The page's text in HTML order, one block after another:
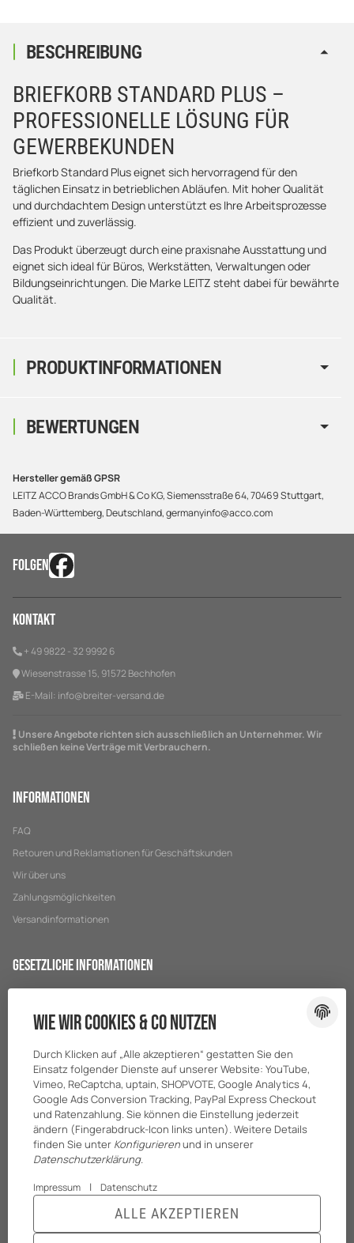
PRODUKTINFORMATIONEN
BESCHREIBUNG
BRIEFKORB STANDARD PLUS –
PROFESSIONELLE LÖSUNG FÜR
GEWERBEKUNDEN
Briefkorb Standard Plus eignet sich hervorragend für den
täglichen Einsatz in betrieblichen Abläufen. Mit hoher Qualität
und durchdachtem Design unterstützt es Ihre Arbeitsprozesse
effizient und zuverlässig.
Das Produkt überzeugt durch eine praxisnahe Ausstattung und
eignet sich ideal für Büros, Werkstätten, Verwaltungen oder
Bildungseinrichtungen. Die Marke LEITZ steht dabei für bewährte
Qualität.
BEWERTUNGEN
Hersteller gemäß GPSR
LEITZ ACCO Brands GmbH & Co KG, Siemensstraße 64, 70469 Stuttgart,
Baden-Württemberg, Deutschland, germanyinfo@acco.com
FOLGEN
Kontakt
+ 49 9822 - 32 9992 6
Wiesenstrasse 15, 91572 Bechhofen
E-Mail: info@breiter-versand.de
Unsere Angebote richten sich ausschließlich an Unternehmer. Wir
schließen keine Verträge mit Verbrauchern.
Informationen
FAQ
Retouren und Reklamationen für Geschäftskunden
Wir über uns
Zahlungsmöglichkeiten
Versandinformationen
Gesetzliche Informationen
Impressum
Batteriegesetzhinweise
Wie wir Cookies & Co nutzen
Durch Klicken auf „Alle akzeptieren“ gestatten Sie den
Einsatz folgender Dienste auf unserer Website: YouTube,
Vimeo, ReCaptcha, uptain, SHOPVOTE, Google Analytics 4,
Google Ads Conversion Tracking, PayPal Express Checkout
und Ratenzahlung. Sie können die Einstellung jederzeit
ändern (Fingerabdruck-Icon links unten). Weitere Details
finden Sie unter Konfigurierenund in unserer
Datenschutzerklärung.
Impressum | Datenschutz
ALLE AKZEPTIEREN